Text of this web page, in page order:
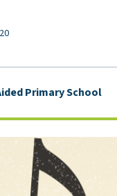
Primary School